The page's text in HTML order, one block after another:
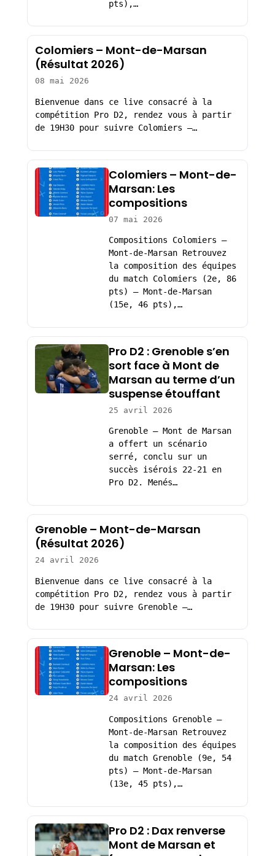
pts),…
Colomiers – Mont-de-Marsan
(Résultat 2026)
08 mai 2026
Bienvenue dans ce live consacré à la
compétition Pro D2, rendez vous à partir
de 19H30 pour suivre Colomiers –…
Colomiers – Mont-de-
Marsan: Les
compositions
07 mai 2026
Compositions Colomiers –
Mont-de-Marsan Retrouvez
la composition des équipes
du match Colomiers (2e, 86
pts) – Mont-de-Marsan
(15e, 46 pts),…
Pro D2 : Grenoble s’en
sort face à Mont de
Marsan au terme d’un
suspense étouffant
25 avril 2026
Grenoble – Mont de Marsan
a offert un scénario
serré, conclu sur un
succès isérois 22-21 en
Pro D2. Menés…
Grenoble – Mont-de-Marsan
(Résultat 2026)
24 avril 2026
Bienvenue dans ce live consacré à la
compétition Pro D2, rendez vous à partir
de 19H30 pour suivre Grenoble –…
Grenoble – Mont-de-
Marsan: Les
compositions
24 avril 2026
Compositions Grenoble –
Mont-de-Marsan Retrouvez
la composition des équipes
du match Grenoble (9e, 54
pts) – Mont-de-Marsan
(13e, 45 pts),…
Pro D2 : Dax renverse
Mont de Marsan et